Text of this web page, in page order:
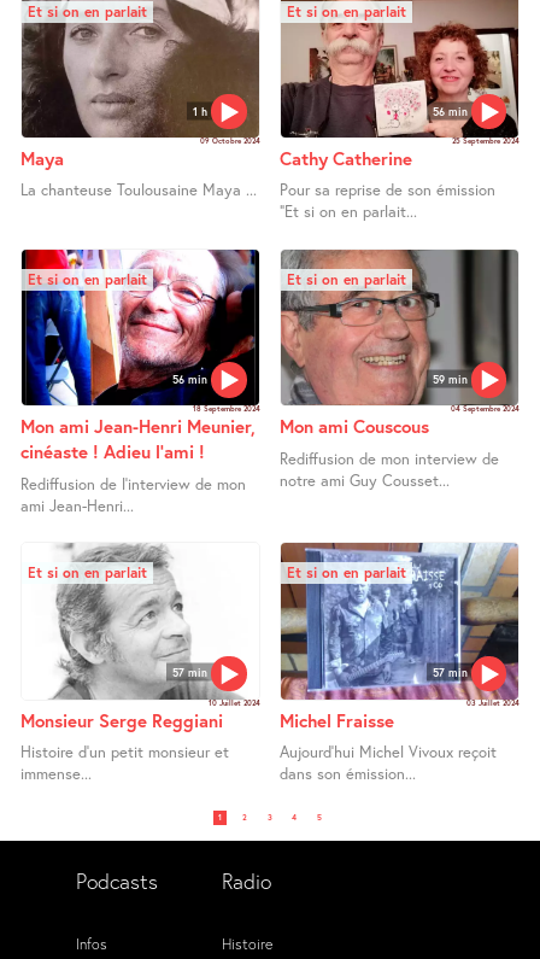
1 h
Et si on en parlait
09 Octobre 2024
Maya
La chanteuse Toulousaine Maya ...
56 min
Et si on en parlait
25 Septembre 2024
Cathy Catherine
Pour sa reprise de son émission
"Et si on en parlait...
56 min
Et si on en parlait
18 Septembre 2024
Mon ami Jean-Henri Meunier,
cinéaste ! Adieu l’ami !
Rediffusion de l’interview de mon
ami Jean-Henri...
59 min
Et si on en parlait
04 Septembre 2024
Mon ami Couscous
Rediffusion de mon interview de
notre ami Guy Cousset...
57 min
Et si on en parlait
10 Juillet 2024
Monsieur Serge Reggiani
Histoire d’un petit monsieur et
immense...
57 min
Et si on en parlait
03 Juillet 2024
Michel Fraisse
Aujourd’hui Michel Vivoux reçoit
dans son émission...
1 2 3 4 5
Podcasts
Infos
Radio
Histoire